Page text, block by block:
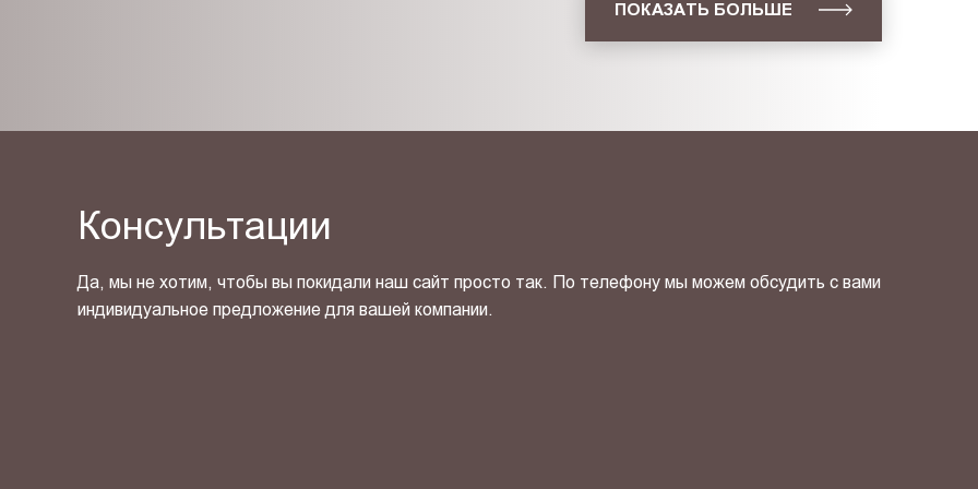
ПОКАЗАТЬ БОЛЬШЕ
Консультации
Да, мы не хотим, чтобы вы покидали наш сайт просто так. По телефону мы можем обсудить с вами
индивидуальное предложение для вашей компании.